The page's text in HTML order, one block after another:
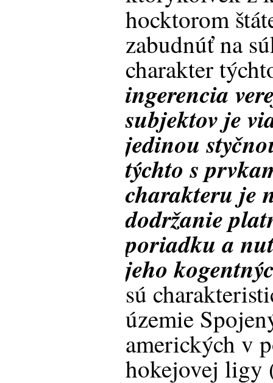
hocktorom
zabudnúť na
charakter
ingerencia
subjektov je
jedinou
týchto s
charakteru je
dodržanie
poriadku a
jeho
sú
územie
amerických v
hokejovej ligy